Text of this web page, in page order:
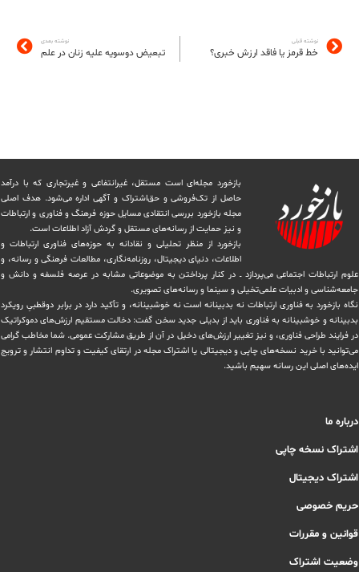
نوشته قبلی
خط قرمز یا فاقد ارزش خبری؟
نوشته بعدی
تبعیض دوسویه علیه زنان در علم
بازخورد مجله‌ای است مستقل، غیرانتفاعی و غیرتجاری که با درآمد
حاصل از تک‌فروشی و حق‌اشتراک و آگهی اداره می‌شود. ‏هدف اصلی
مجله بازخورد بررسی انتقادی مسایل حوزه فرهنگ و فناوری و ارتباطات
و نیز حمایت از رسانه‌های مستقل و‌ گردش ‏آزاد اطلاعات است.
بازخورد از منظر تحلیلی و نقادانه به حوزه‌های فناوری ارتباطات و
اطلاعات، دنیای دیجیتال، روزنامه‌نگاری، ‏مطالعات فرهنگی و رسانه، و
علوم ارتباطات اجتماعی می‌پردازد ــ در کنار پرداختن به موضوعاتی مشابه در عرصه فلسفه و دانش و
‏جامعه‌شناسی و ادبیات علمی‌تخیلی و سینما و رسانه‌های تصویری.
نگاه بازخورد به فناوری ارتباطات نه بدبینانه است نه خوشبینانه، و تأکید دارد ‏در برابر دوقطبیِ رویکرد
بدبینانه و خوشبینانه به فناوری باید از بدیلی جدید سخن گفت: دخالت مستقیم ارزش‌های دموکراتیک
در ‏فرایند طراحی فناوری، و نیز تغییر ارزش‌های دخيل در آن از طریق مشاركت عمومی. شما مخاطب گرامی
می‌توانید با خرید نسخه‌های چاپی و دیجیتالی یا ‏اشتراک مجله در ارتقای کیفیت و تداوم انتشار و ترویج
ایده‌های اصلی این رسانه سهیم باشید.
درباره ما
اشتراک نسخه چاپی
اشتراک دیجیتال
حریم خصوصی
قوانین و مقررات
وضعیت اشتراک